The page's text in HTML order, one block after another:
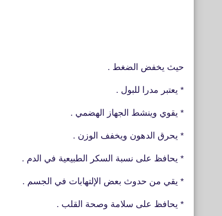
حيث يخفض الضغط .
* يعتبر مدرا للبول .
* يقوي وينشط الجهاز الهضمي .
* يحرق الدهون ويخفف الوزن .
* يحافظ على نسبة السكر الطبيعية في الدم .
* يقي من حدوث بعض الإلتهابات في الجسم .
* يحافظ على سلامة وصحة القلب .